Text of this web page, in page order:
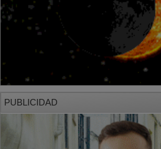
PUBLICIDAD